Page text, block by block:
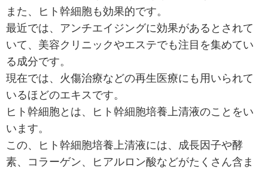
また、ヒト幹細胞も効果的です。
最近では、アンチエイジングに効果があるとされて
いて、美容クリニックやエステでも注目を集めてい
る成分です。
現在では、火傷治療などの再生医療にも用いられて
いるほどのエキスです。
ヒト幹細胞とは、ヒト幹細胞培養上清液のことをい
います。
この、ヒト幹細胞培養上清液には、成長因子や酵
素、コラーゲン、ヒアルロン酸などがたくさん含ま